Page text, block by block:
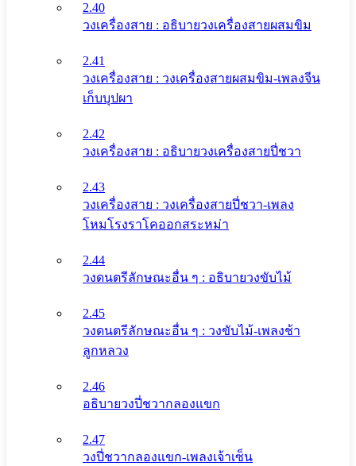
2.40
วงเครื่องสาย : อธิบายวงเครื่องสายผสมขิม
2.41
วงเครื่องสาย : วงเครื่องสายผสมขิม-เพลงจีน
เก็บบุปผา
2.42
วงเครื่องสาย : อธิบายวงเครื่องสายปี่ชวา
2.43
วงเครื่องสาย : วงเครื่องสายปี่ชวา-เพลง
โหมโรงราโคออกสระหม่า
2.44
วงดนตรีลักษณะอื่น ๆ : อธิบายวงขับไม้
2.45
วงดนตรีลักษณะอื่น ๆ : วงขับไม้-เพลงช้า
ลูกหลวง
2.46
อธิบายวงปี่ชวากลองแขก
2.47
วงปี่ชวากลองแขก-เพลงเจ้าเซ็น